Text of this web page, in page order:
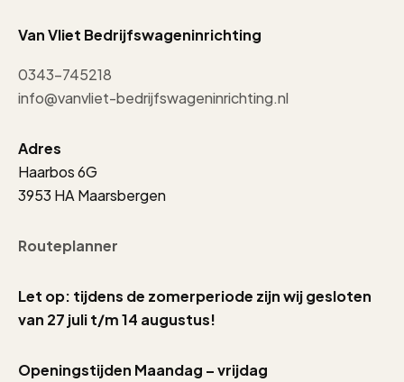
Van Vliet Bedrijfswageninrichting
0343-745218
info@vanvliet-bedrijfswageninrichting.nl
Adres
Haarbos 6G
3953 HA Maarsbergen
Routeplanner
Let op: tijdens de zomerperiode zijn wij gesloten
van 27 juli t/m 14 augustus!
Openingstijden Maandag – vrijdag